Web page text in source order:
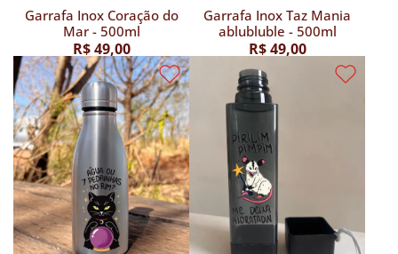
Garrafa Inox Coração do
Mar - 500ml
R$ 49,00
Garrafa Inox Taz Mania
ablubluble - 500ml
R$ 49,00